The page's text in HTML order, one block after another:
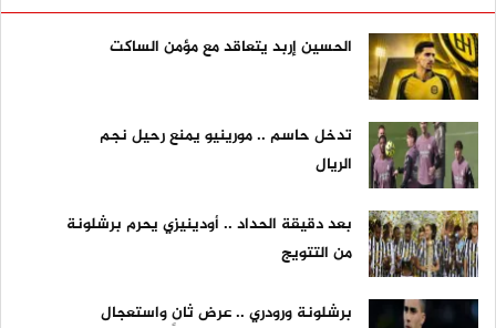
الحسين إربد يتعاقد مع مؤمن الساكت
تدخل حاسم .. مورينيو يمنع رحيل نجم
الريال
بعد دقيقة الحداد .. أودينيزي يحرم برشلونة
من التتويج
برشلونة ورودري .. عرض ثانٍ واستعجال